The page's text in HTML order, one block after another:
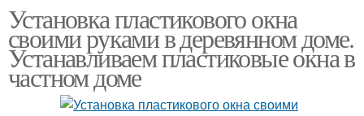
Установка пластикового окна
своими руками в деревянном доме.
Устанавливаем пластиковые окна в
частном доме